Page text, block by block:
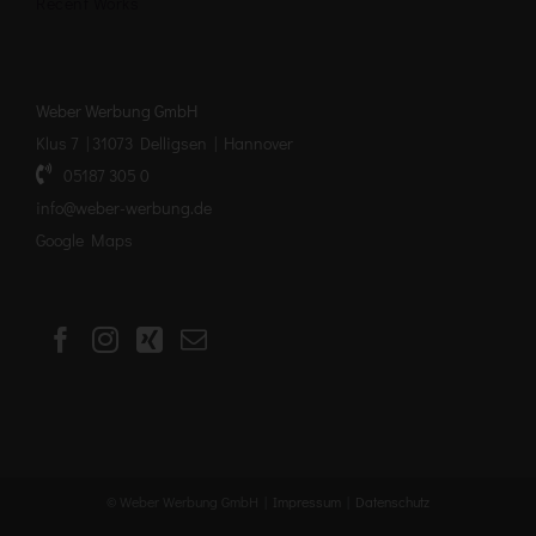
Weber Werbung GmbH
Klus 7 | 31073 Delligsen | Hannover
05187 305 0
info@weber-werbung.de
Google Maps
Impressum Datenschutz